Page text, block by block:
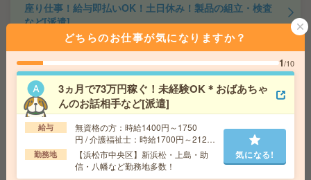
座り仕事！給与即払いOK！土日休み！製品の組立・検査
など[派遣]
給 与
交通費 交通費支給有り
勤務地 都田駅～車7分 ※車通勤・バイク通勤OK
気になる!
＜朝はゆっくり9：30～＞平日休みを満喫！ハウスメーカ
ーで事務[派遣]
給 与 時給1350円 【月収例】￥212,625(￥1350×
7時間30分×21日) +残業代 +交通費
どちらのお仕事が気になりますか？
1/10
3ヵ月で73万円稼ぐ！未経験OK＊おばあちゃ
んのお話相手など[派遣]
給与
無資格の方：時給1400円～1750
円 / 介護福祉士：時給1700円～2125
円 / 初任者以上：時給1500円～1875
円
勤務地
【浜松市中央区】新浜松・上島・助
信・八幡など勤務地多数！
気になる!